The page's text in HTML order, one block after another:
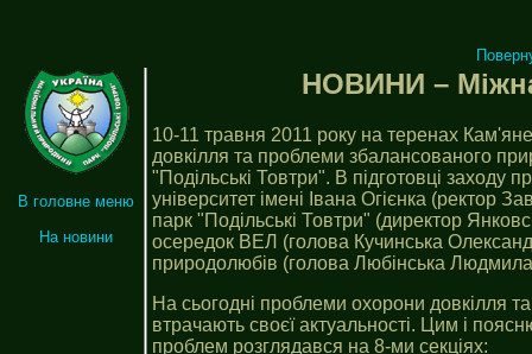
В головне меню
На новини
НОВИНИ –
10-11 травня 2011 року на теренах
довкілля та проблеми збалансованого
"Подільські Товтри". В підготовці заходу
університет імені Івана Огієнка
парк "Подільські Товтри" (директор
осередок ВЕЛ (голова Кучинська
природолюбів (голова Любінська Людмила
На сьогодні проблеми охорони довкілля
втрачають своєї актуальності. Цим і
проблем розглядався на 8-ми секціях: